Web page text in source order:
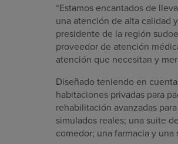
“Estamos encantados de
una atención de alta calidad
presidente de la región
proveedor de atención
atención que necesitan y
Diseñado teniendo en
habitaciones privadas para
rehabilitación avanzadas
simulados reales; una suite
comedor; una farmacia y